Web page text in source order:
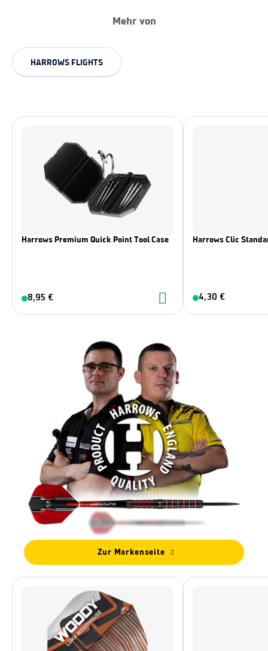
Mehr von
HARROWS FLIGHTS
Harrows Premium Quick Point Tool Case
8,95 €
Harrows Clic
4,30 €
Zur Markenseite